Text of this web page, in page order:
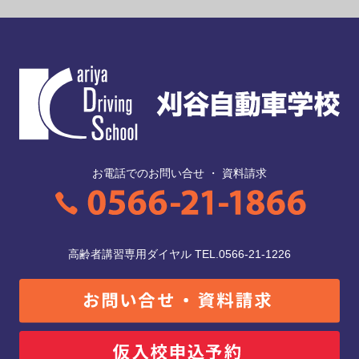
お電話でのお問い合せ ・ 資料請求
高齢者講習専用ダイヤル TEL.0566-21-1226